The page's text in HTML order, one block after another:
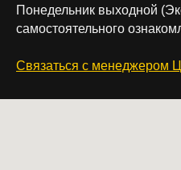
Понедельник выходной
самостоятельного
Связаться с менеджером